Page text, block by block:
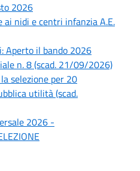
2026
ai nidi e centri infanzia A.E.
Aperto il bando 2026
n. 8 (scad. 21/09/2026)
selezione per 20
utilità (scad.
2026 -